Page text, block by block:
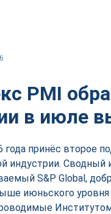
PMI
в июле
принёс второе
индустрии. Сводный
S&P Global,
июньского уровня
Институтом